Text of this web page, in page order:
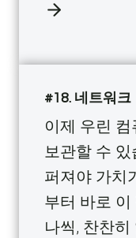
#18. 네트워크
이제 우린
보관할 수
퍼져야 가치
부터 바로
나씩, 찬찬